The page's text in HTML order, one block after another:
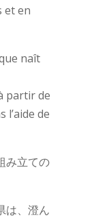
et en
naît
partir de
l’aide de
み立ての
は、澄ん